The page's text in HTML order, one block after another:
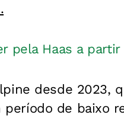
pela Haas a
desde 2023,
período de baixo